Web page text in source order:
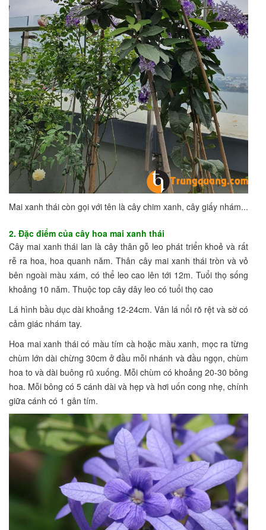
Mai xanh thái còn gọi với tên là cây chim xanh, cây giấy nhám...
2. Đặc điểm của cây hoa mai xanh thái
Cây mai xanh thái lan là cây thân gỗ leo phát triển khoẻ và rất
rễ ra hoa, hoa quanh năm. Thân cây mai xanh thái tròn và vỏ
bên ngoài màu xám, có thể leo cao lên tới 12m. Tuổi thọ sống
khoảng 10 năm. Thuộc top cây dây leo có tuổi thọ cao
Lá hình bầu dục dài khoảng 12-24cm. Vân lá nổi rõ rệt và sờ có
cảm giác nhám tay.
Hoa mai xanh thái có màu tím cà hoặc màu xanh, mọc ra từng
chùm lớn dài chừng 30cm ở đầu mỗi nhánh và đầu ngọn, chùm
hoa to và dài buông rũ xuống. Mỗi chùm có khoảng 20-30 bông
hoa. Mỗi bông có 5 cánh dài và hẹp và hơi uốn cong nhẹ, chính
giữa cánh có 1 gân tím.